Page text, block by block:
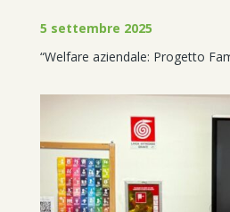
5 settembre 2025
“Welfare aziendale: Progetto